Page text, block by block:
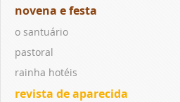
novena e festa
o santuário
pastoral
rainha hotéis
revista de aparecida